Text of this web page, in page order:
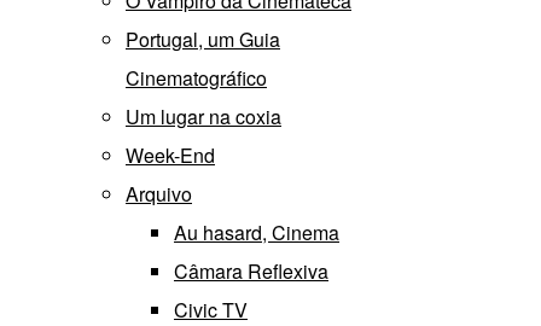
Portugal, um Guia
Cinematográfico
Um lugar na coxia
Week-End
Arquivo
Au hasard, Cinema
Câmara Reflexiva
Civic TV